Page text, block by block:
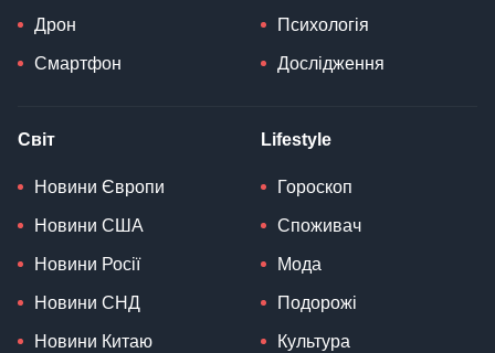
Дрон
Смартфон
Психологія
Дослідження
Світ
Новини Європи
Новини США
Новини Росії
Новини СНД
Новини Китаю
Lifestyle
Гороскоп
Споживач
Мода
Подорожі
Культура